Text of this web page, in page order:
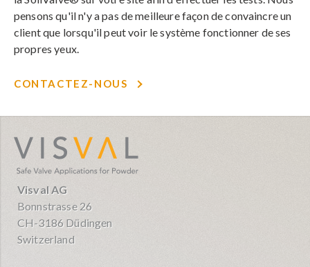
pensons qu'il n'y a pas de meilleure façon de convaincre un
client que lorsqu'il peut voir le système fonctionner de ses
propres yeux.
CONTACTEZ-NOUS
Visval AG
Bonnstrasse 26
CH-3186 Düdingen
Switzerland